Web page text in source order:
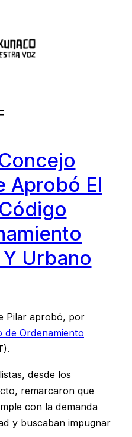
Aprobó El
Urbano
Pilar aprobó, por
de Ordenamiento
desde los
remarcaron que
con la demanda
y buscaban impugnar